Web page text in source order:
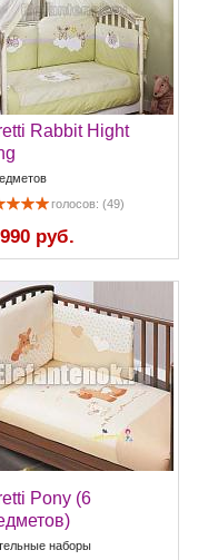
Rabbit Hight
голосов: (49)
руб.
Pony (6
наборы